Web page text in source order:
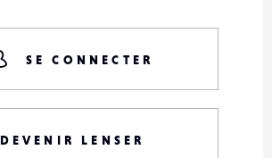
SE CONNECTER
DEVENIR LENSER